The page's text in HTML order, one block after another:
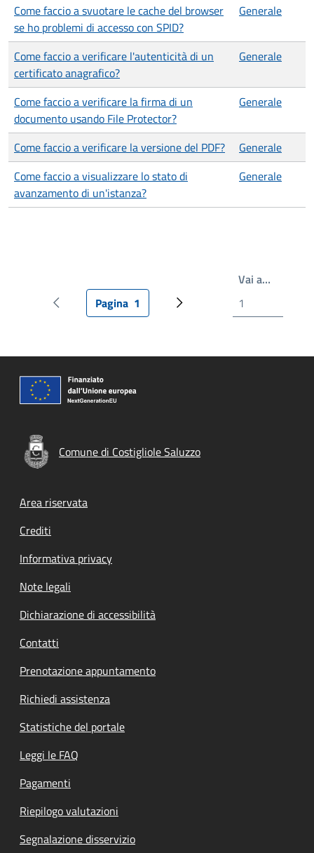
Come faccio a svuotare le cache del browser
se ho problemi di accesso con SPID?
Generale
Come faccio a verificare l'autenticità di un
certificato anagrafico?
Generale
Come faccio a verificare la firma di un
documento usando File Protector?
Generale
Come faccio a verificare la versione del PDF?
Generale
Come faccio a visualizzare lo stato di
avanzamento di un'istanza?
Generale
Pagina precedentePagina attuale
Pagina 1 Prossima pagina
Vai a…
Comune di Costigliole Saluzzo
Footer menu
Area riservata
Crediti
Informativa privacy
Note legali
Dichiarazione di accessibilità
Contatti
Prenotazione appuntamento
Richiedi assistenza
Statistiche del portale
Leggi le FAQ
Pagamenti
Riepilogo valutazioni
Segnalazione disservizio